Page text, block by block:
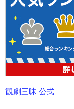
観劇三昧 公式